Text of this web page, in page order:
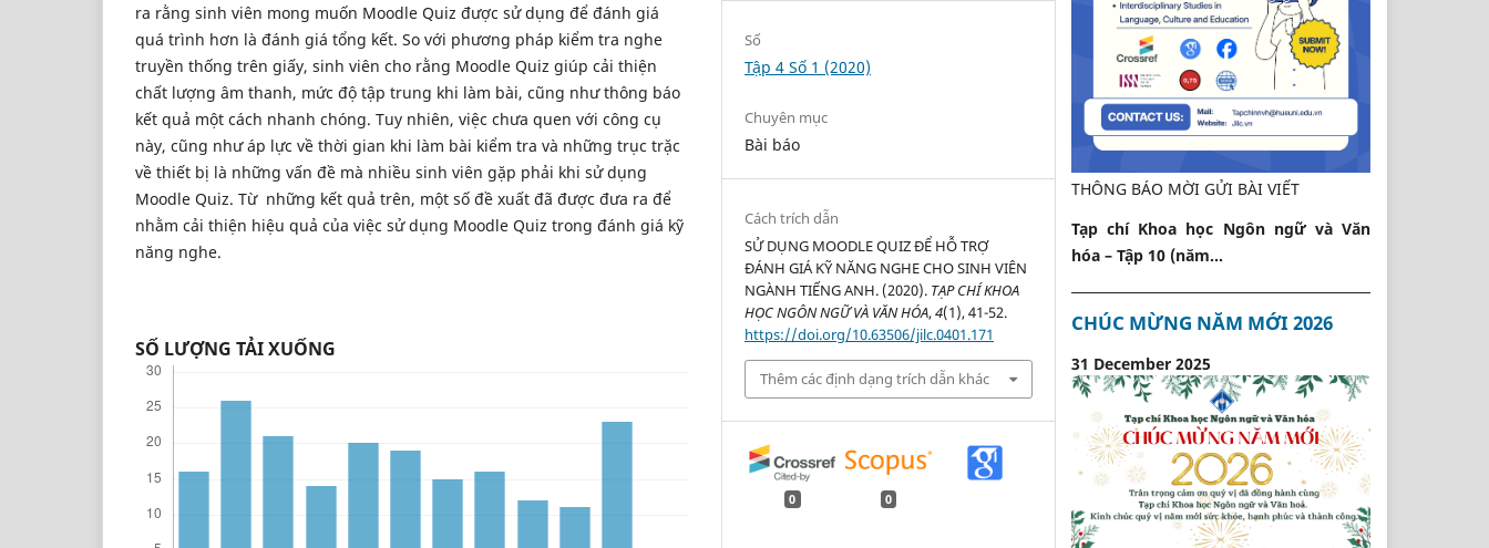
ra rằng sinh viên mong muốn Moodle Quiz được sử dụng để đánh giá
quá trình hơn là đánh giá tổng kết. So với phương pháp kiểm tra nghe
truyền thống trên giấy, sinh viên cho rằng Moodle Quiz giúp cải thiện
chất lượng âm thanh, mức độ tập trung khi làm bài, cũng như thông báo
kết quả một cách nhanh chóng. Tuy nhiên, việc chưa quen với công cụ
này, cũng như áp lực về thời gian khi làm bài kiểm tra và những trục trặc
về thiết bị là những vấn đề mà nhiều sinh viên gặp phải khi sử dụng
Moodle Quiz. Từ những kết quả trên, một số đề xuất đã được đưa ra để
nhằm cải thiện hiệu quả của việc sử dụng Moodle Quiz trong đánh giá kỹ
năng nghe.
SỐ LƯỢNG TẢI XUỐNG
Số
Tập 4 Số 1 (2020)
Chuyên mục
Bài báo
Cách trích dẫn
SỬ DỤNG MOODLE QUIZ ĐỂ HỖ TRỢ
ĐÁNH GIÁ KỸ NĂNG NGHE CHO SINH VIÊN
NGÀNH TIẾNG ANH. (2020). TẠP CHÍ KHOA
HỌC NGÔN NGỮ VÀ VĂN HÓA,4(1), 41-52.
https://doi.org/10.63506/jilc.0401.171
Thêm các định dạng trích dẫn khác
0 0
THÔNG BÁO MỜI GỬI BÀI VIẾT
Tạp chí Khoa học Ngôn ngữ và Văn
hóa – Tập 10 (năm...
CHÚC MỪNG NĂM MỚI 2026
31 December 2025